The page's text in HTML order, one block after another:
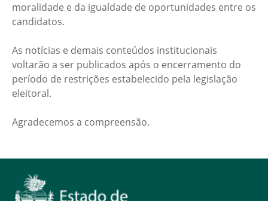
moralidade e da igualdade de oportunidades entre os
candidatos.
As notícias e demais conteúdos institucionais
voltarão a ser publicados após o encerramento do
período de restrições estabelecido pela legislação
eleitoral.
Agradecemos a compreensão.